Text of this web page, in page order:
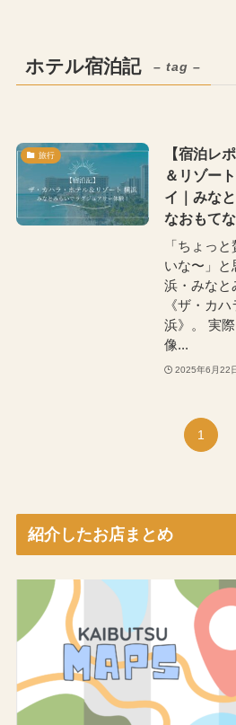
ホテル宿泊記 – tag –
旅行
【宿泊レ
＆リゾー
イ｜みな
なおもて
「ちょっ
いな〜」と
浜・みなと
《ザ・カ
浜》。 実
像...
2025年6月22
1
紹介したお店まとめ